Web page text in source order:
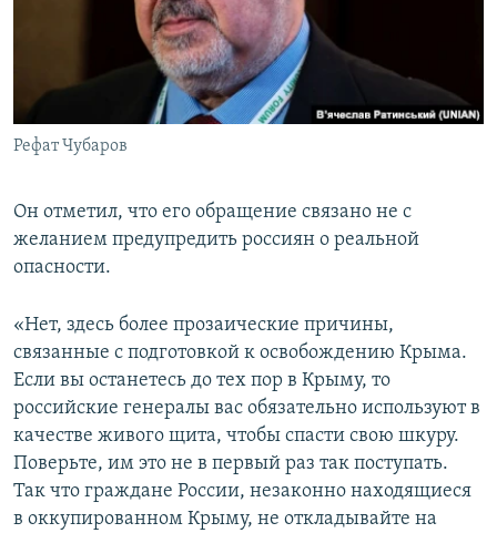
Рефат Чубаров
Он отметил, что его обращение связано не с
желанием предупредить россиян о реальной
опасности.
«Нет, здесь более прозаические причины,
связанные с подготовкой к освобождению Крыма.
Если вы останетесь до тех пор в Крыму, то
российские генералы вас обязательно используют в
качестве живого щита, чтобы спасти свою шкуру.
Поверьте, им это не в первый раз так поступать.
Так что граждане России, незаконно находящиеся
в оккупированном Крыму, не откладывайте на